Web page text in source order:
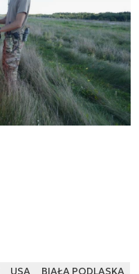
USA BIAŁA PODLASKA